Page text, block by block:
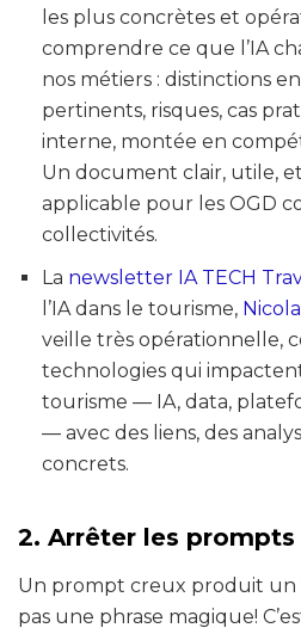
les plus concrètes et
comprendre ce que l’IA
nos métiers : distinctions
pertinents, risques, cas
interne, montée en
Un document clair, utile,
applicable pour les OGD
collectivités.
La newsletter IA TECH
l’IA dans le tourisme,
veille très opérationnelle,
technologies qui
tourisme — IA, data,
— avec des liens, des
concrets.
2. Arrêter les prompts
Un prompt creux produit un
pas une phrase magique!